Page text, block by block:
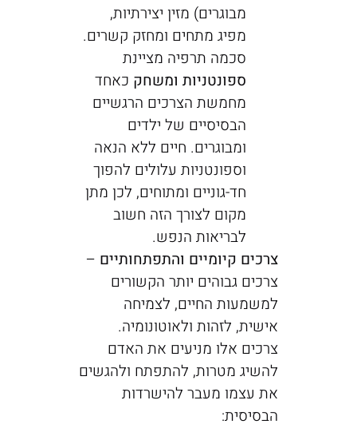
מבוגרים) מזין יצירתיות,
מפיג מתחים ומחזק קשרים.
סכמה תרפיה מציינת
ספונטניות ומשחקכאחד
מחמשת הצרכים הרגשיים
הבסיסיים של ילדים
ומבוגרים. חיים ללא הנאה
וספונטניות עלולים להפוך
חד-גוניים ומתוחים, לכן מתן
מקום לצורך הזה חשוב
לבריאות הנפש.
צרכים קיומיים והתפתחותיים–
צרכים גבוהים יותר הקשורים
למשמעות החיים, לצמיחה
אישית, לזהות ולאוטונומיה.
צרכים אלו מניעים את האדם
להשיג מטרות, להתפתח ולהגשים
את עצמו מעבר להישרדות
הבסיסית: